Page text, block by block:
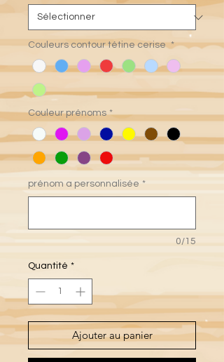
Couleurs contour tétine cerise *
Couleur prénoms *
prénom a personnalisée *
0/15
Quantité *
Ajouter au panier